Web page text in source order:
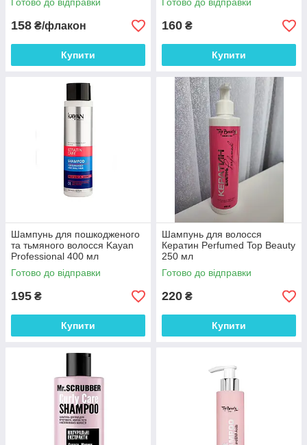
158 ₴/флакон
Купити
160 ₴
Купити
Шампунь для пошкодженого
та тьмяного волосся Kayan
Professional 400 мл
Готово до відправки
195 ₴
Купити
Шампунь для волосся
Кератин Perfumed Top Beauty
250 мл
Готово до відправки
220 ₴
Купити